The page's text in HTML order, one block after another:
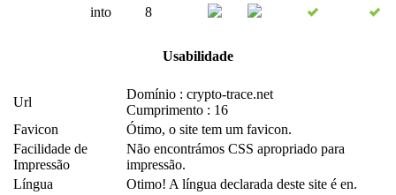
into
8
Usabilidade
Url
Domínio : crypto-trace.net
Cumprimento : 16
Favicon
Ótimo, o site tem um favicon.
Facilidade de
Impressão
Não encontrámos CSS apropriado para
impressão.
Língua
Otimo! A língua declarada deste site é en.